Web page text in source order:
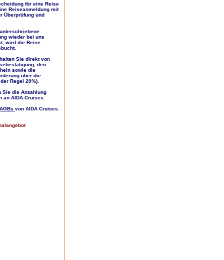
für eine Reise
Reiseanmeldung mit
Überprüfung und
wieder bei uns
wird die Reise
Sie direkt von
den
sowie die
über die
Regel 20%).
Sie die Anzahlung
AIDA Cruises.
AGBs von AIDA Cruises.